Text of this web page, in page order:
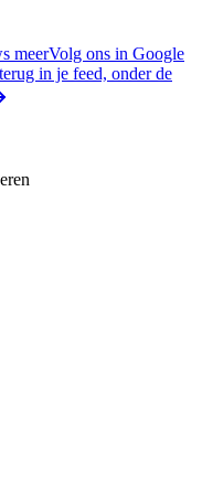
meerVolg ons in Google
in je feed, onder de